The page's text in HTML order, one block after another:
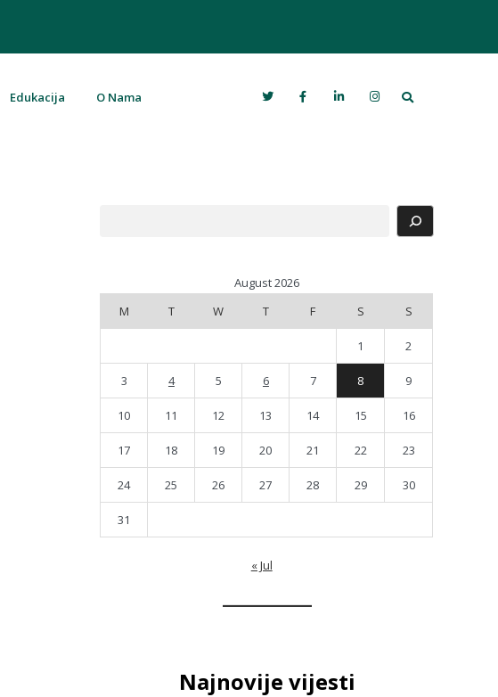
Edukacija O Nama Search
August 2026
M
T W T F S S
1 2
3 4 5 6 7 8 9
10 11 12 13 14 15 16
17 18 19 20 21 22 23
24 25 26 27 28 29 30
31
« Jul
Najnovije vijesti